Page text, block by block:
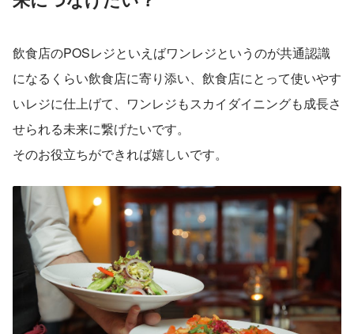
飲食店のPOSレジといえばワンレジというのが共通認識
になるくらい飲食店に寄り添い、飲食店にとって使いやす
いレジに仕上げて、ワンレジもスカイダイニングも成長さ
せられる未来に繋げたいです。
そのお役立ちができれば嬉しいです。